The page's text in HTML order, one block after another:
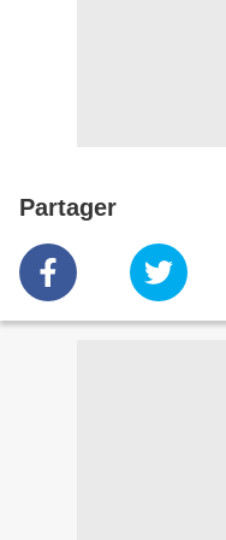
Partager